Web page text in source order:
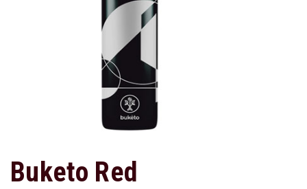
Buketo Red